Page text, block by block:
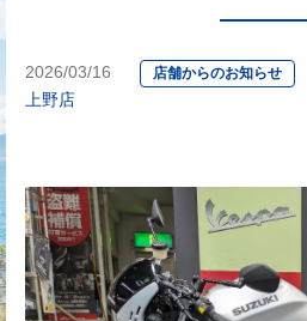
2026/03/16 店舗からのお知らせ
上野店